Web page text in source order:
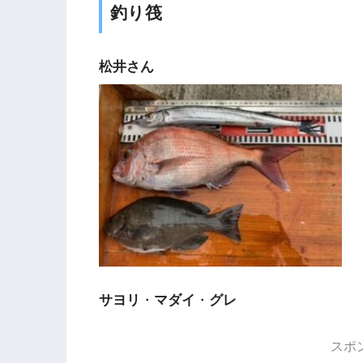
釣り筏
松井さん
サヨリ ・ マダイ ・ グレ
スポ